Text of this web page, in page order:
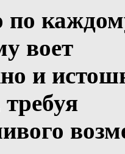
по
воет
и
требуя